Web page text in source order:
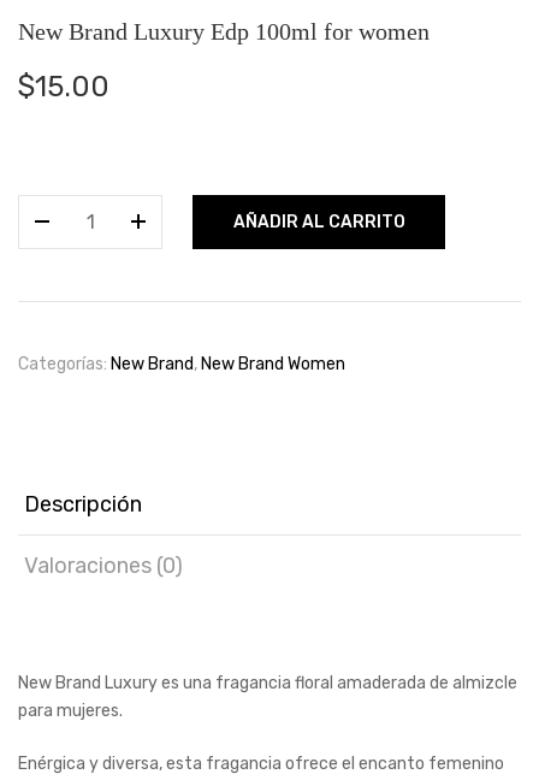
New Brand Luxury Edp 100ml for women
$15.00
women
AÑADIR AL CARRITO
Categorías: New Brand, New Brand Women
Descripción
Valoraciones (0)
New Brand Luxury es una fragancia floral amaderada de almizcle
para mujeres.
Enérgica y diversa, esta fragancia ofrece el encanto femenino